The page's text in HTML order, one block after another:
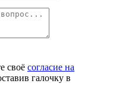
своё согласие на
галочку в